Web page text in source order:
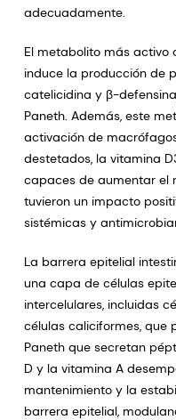
adecuadamente.
El metabolito más activo
induce la producción de
catelicidina y β-
Paneth. Además, este
activación de
destetados, la vitamina
capaces de aumentar el
tuvieron un impacto
sistémicas y
La barrera epitelial
una capa de células
intercelulares, incluidas
células caliciformes, que
Paneth que secretan
D y la vitamina A
mantenimiento y la
barrera epitelial,